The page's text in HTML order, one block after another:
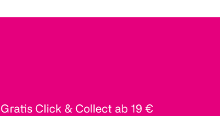
Gratis Click & Collect ab 19 €